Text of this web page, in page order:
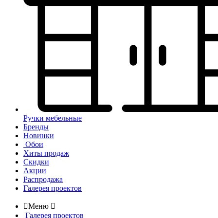
Ручки мебельные
Бренды
Новинки
Обои
Хиты продаж
Скидки
Акции
Распродажа
Галерея проектов
Меню 
Галерея проектов